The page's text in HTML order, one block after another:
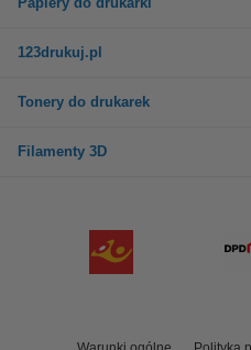
123drukuj.pl
Tonery do drukarek
Filamenty 3D